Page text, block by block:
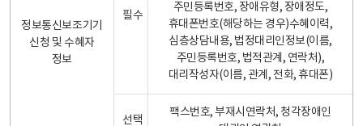
정보통신보조기기
신청 및 수혜자
정보
필수
주민등록번호, 장애유형, 장애정도,
휴대폰번호(해당하는 경우)수혜이력,
심층상담내용, 법정대리인정보(이름,
주민등록번호, 법적관계, 연락처),
대리작성자(이름, 관계, 전화, 휴대폰)
선택
팩스번호, 부재시연락처, 청각장애인